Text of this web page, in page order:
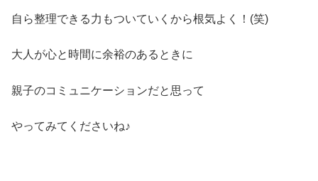
自ら整理できる力もついていくから根気よく！(笑)
大人が心と時間に余裕のあるときに
親子のコミュニケーションだと思って
やってみてくださいね♪